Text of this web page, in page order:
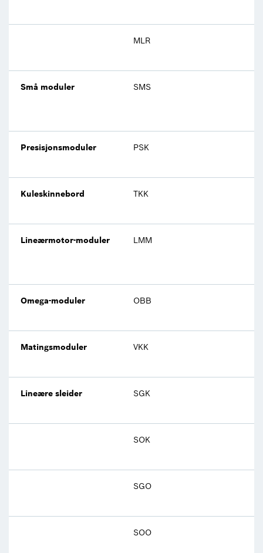
MLR
Små moduler SMS
Presisjonsmoduler PSK
Kuleskinnebord TKK
Lineærmotor-moduler LMM
Omega-moduler OBB
Matingsmoduler VKK
Lineære sleider SGK
SOK
SGO
SOO